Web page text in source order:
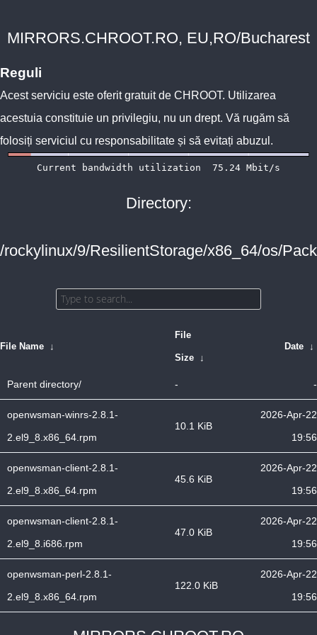
MIRRORS.CHROOT.RO, EU,RO/Bucharest
Reguli
Acest serviciu este oferit gratuit de CHROOT. Utilizarea
acestuia constituie un privilegiu, nu un drept. Vă rugăm să
folosiți serviciul cu responsabilitate și să evitați abuzul.
Directory:
/rockylinux/9/ResilientStorage/x86_64/os/
File Name ↓
File
Size ↓
Date ↓
Parent directory/ - -
openwsman-winrs-2.8.1-
2.el9_8.x86_64.rpm
10.1 KiB
2026-Apr-22
19:56
openwsman-client-2.8.1-
2.el9_8.x86_64.rpm
45.6 KiB
2026-Apr-22
19:56
openwsman-client-2.8.1-
2.el9_8.i686.rpm
47.0 KiB
2026-Apr-22
19:56
openwsman-perl-2.8.1-
2.el9_8.x86_64.rpm
122.0 KiB
2026-Apr-22
19:56